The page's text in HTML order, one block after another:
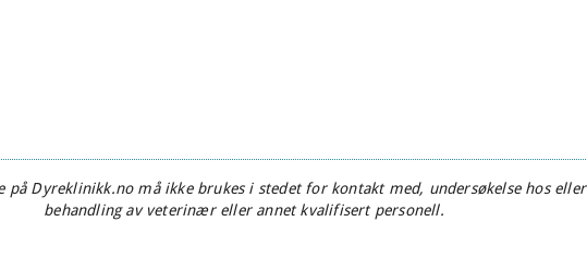
på Dyreklinikk.no må ikke brukes i stedet for kontakt med, undersøkelse hos eller
behandling av veterinær eller annet kvalifisert personell.